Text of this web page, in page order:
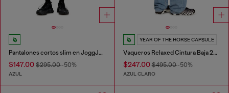
Pantalones cortos slim en JoggJeans limpio
$147.00 $295.00-50%
AZUL
YEAR OF THE HORSE CAPSULE
Vaqueros Relaxed Cintura Baja 2001 D-Macro
$247.00$495.00-50%
AZUL CLARO